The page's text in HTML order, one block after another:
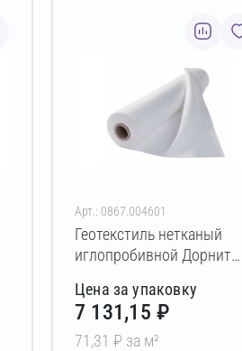
Арт.: 0867.004601
Геотекстиль нетканый
иглопробивной Дорнит
Цена за упаковку
7 131,15 ₽
71,31 ₽ за м²